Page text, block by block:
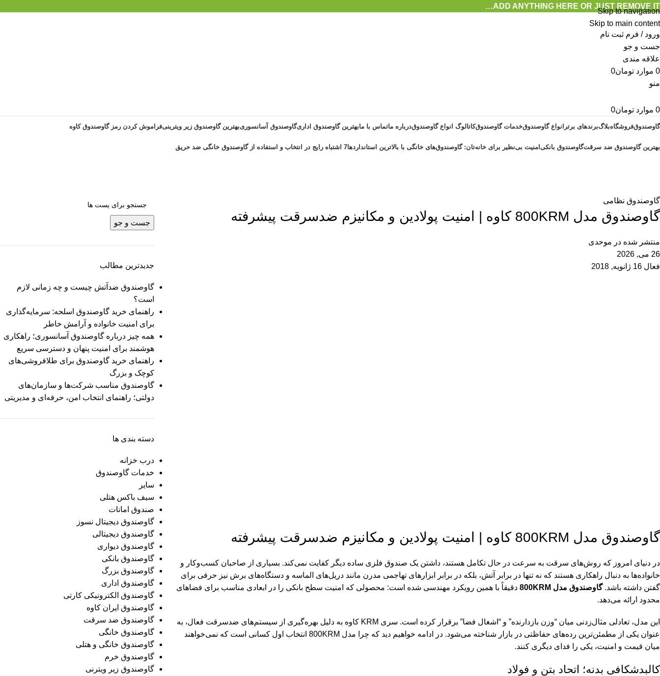
Skip to navigation
Skip to main content
ADD ANYTHING HERE OR JUST REMOVE IT…
ورود / فرم ثبت نام
جست و جو
علاقه مندی
0 موارد تومان0
منو
0 موارد تومان0
گاوصندوقفروشگاهبلاگبرندهای برتر انواع گاوصندوقخدمات گاوصندوقکاتالوگ انواع گاوصندوقدرباره ماتماس با مابهترین گاوصندوق اداریگاوصندوق آسانسوریبهترین گاوصندوق زیر ویترینیفراموش کردن رمز گاوصندوق کاوه
بهترین گاوصندوق ضد سرقتگاوصندوق بانکیامنیت بی‌نظیر برای خانه‌تان: گاوصندوق‌های خانگی با بالاترین استانداردها7 اشتباه رایج در انتخاب و استفاده از گاوصندوق خانگی ضد حریق
گاوصندوق نظامی
گاوصندوق مدل 800KRM کاوه | امنیت پولادین و مکانیزم ضدسرقت پیشرفته
منتشر شده در موحدی
26 می, 2026
فعال 16 ژانویه, 2018
گاوصندوق مدل 800KRM کاوه | امنیت پولادین و مکانیزم ضدسرقت پیشرفته
در دنیای امروز که روش‌های سرقت به سرعت در حال تکامل هستند، داشتن یک صندوق فلزی ساده دیگر کفایت نمی‌کند. بسیاری از صاحبان کسب‌وکار و
خانواده‌ها به دنبال راهکاری هستند که نه تنها در برابر آتش، بلکه در برابر ابزارهای تهاجمی مدرن مانند دریل‌های الماسه و دستگاه‌های برش نیز حرفی برای
گفتن داشته باشد.گاوصندوق مدل 800KRM
دقیقاً با همین رویکرد مهندسی شده است: محصولی که امنیت سطح بانکی را در ابعادی مناسب برای فضاهای
محدود ارائه می‌دهد.
این مدل، تعادلی مثال‌زدنی میان “وزن بازدارنده” و “اشغال فضا” برقرار کرده است. سری KRM کاوه به دلیل بهره‌گیری از سیستم‌های ضدسرقت فعال، به
عنوان یکی از مطمئن‌ترین رده‌های حفاظتی در بازار شناخته می‌شود. در ادامه خواهیم دید که چرا مدل 800KRM انتخاب اول کسانی است که نمی‌خواهند
میان قیمت و امنیت، یکی را فدای دیگری کنند.
کالبدشکافی بدنه؛ اتحاد بتن و فولاد
جست و جو
جدیدترین مطالب
گاوصندوق ضدآتش چیست و چه زمانی لازم
است؟
راهنمای خرید گاوصندوق اسلحه: سرمایه‌گذاری
برای امنیت خانواده و آرامش خاطر
همه چیز درباره گاوصندوق آسانسوری؛ راهکاری
هوشمند برای امنیت پنهان و دسترسی سریع
راهنمای خرید گاوصندوق برای طلافروشی‌های
کوچک و بزرگ
گاوصندوق مناسب شرکت‌ها و سازمان‌های
دولتی؛ راهنمای انتخاب امن، حرفه‌ای و مدیریتی
دسته بندی ها
درب خزانه
خدمات گاوصندوق
سایر
سیف باکس هتلی
صندوق امانات
گاوصندوق دیجیتال نسوز
گاوصندوق دیجیتالی
گاوصندوق دیواری
گاوصندوق بانکی
گاوصندوق بزرگ
گاوصندوق اداری
گاوصندوق الکترونیکی کارتی
گاوصندوق ایران کاوه
گاوصندوق ضد سرقت
گاوصندوق خانگی
گاوصندوق خانگی و هتلی
گاوصندوق خرم
گاوصندوق زیر ویترنی